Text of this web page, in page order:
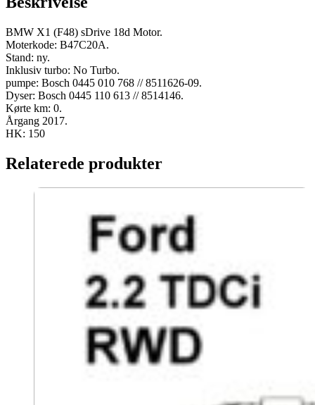
150
ny
antal
BMW X1 (F48) sDrive 18d Motor.
Moterkode: B47C20A.
Stand: ny.
Inklusiv turbo: No Turbo.
pumpe: Bosch 0445 010 768 // 8511626-09.
Dyser: Bosch 0445 110 613 // 8514146.
Kørte km: 0.
Årgang 2017.
HK: 150
Relaterede produkter